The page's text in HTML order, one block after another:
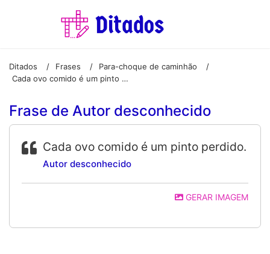
Ditados / Frases / Para-choque de caminhão
/
Cada ovo comido é um pinto perdido.
Frase de Autor desconhecido
Cada ovo comido é um pinto perdido.
Autor desconhecido
GERAR IMAGEM